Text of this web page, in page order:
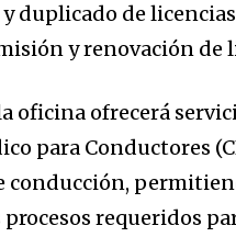
duplicado de
y renovación de
oficina ofrecerá
para Conductores
conducción,
requeridos